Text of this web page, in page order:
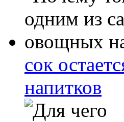
сок
напитков